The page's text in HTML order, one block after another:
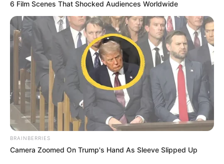
6 Film Scenes That Shocked Audiences Worldwide
BRAINBERRIES
Camera Zoomed On Trump's Hand As Sleeve Slipped Up